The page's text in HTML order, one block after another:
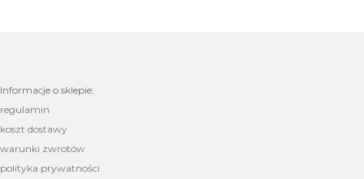
Informacje o sklepie:
regulamin
koszt dostawy
warunki zwrotów
polityka prywatności